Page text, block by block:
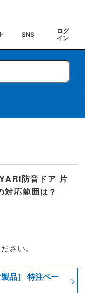
SNS
ログ
イン
防音ドア 片
対応範囲は？
さい。
品］ 特注ペー